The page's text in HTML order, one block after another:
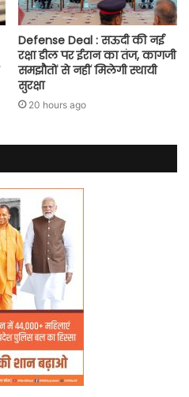
Defense Deal : सऊदी की नई
रक्षा डील पर ईरान का तंज, कागजी
समझौतों से नहीं मिलेगी स्थायी
सुरक्षा
20 hours ago